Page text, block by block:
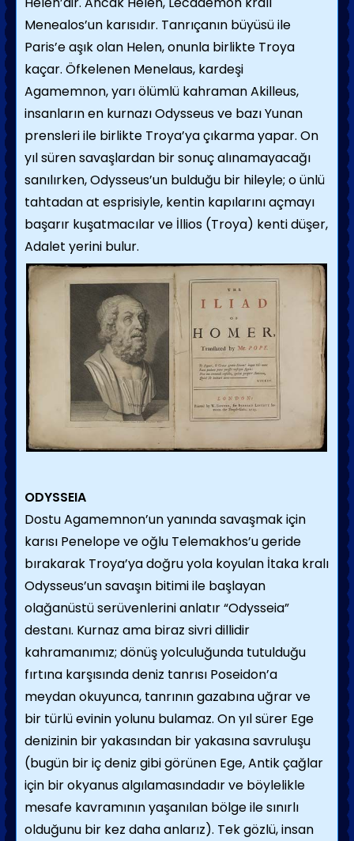
Menealos’un karısıdır. Tanrıçanın büyüsü ile
Paris’e aşık olan Helen, onunla birlikte Troya
kaçar. Öfkelenen Menelaus, kardeşi
Agamemnon, yarı ölümlü kahraman Akilleus,
insanların en kurnazı Odysseus ve bazı Yunan
prensleri ile birlikte Troya’ya çıkarma yapar. On
yıl süren savaşlardan bir sonuç alınamayacağı
sanılırken, Odysseus’un bulduğu bir hileyle; o ünlü
tahtadan at esprisiyle, kentin kapılarını açmayı
başarır kuşatmacılar ve İllios (Troya) kenti düşer,
Adalet yerini bulur.
ODYSSEIA
Dostu Agamemnon’un yanında savaşmak için
karısı Penelope ve oğlu Telemakhos’u geride
bırakarak Troya’ya doğru yola koyulan İtaka kralı
Odysseus’un savaşın bitimi ile başlayan
olağanüstü serüvenlerini anlatır “Odysseia”
destanı. Kurnaz ama biraz sivri dillidir
kahramanımız; dönüş yolculuğunda tutulduğu
fırtına karşısında deniz tanrısı Poseidon’a
meydan okuyunca, tanrının gazabına uğrar ve
bir türlü evinin yolunu bulamaz. On yıl sürer Ege
denizinin bir yakasından bir yakasına savruluşu
(bugün bir iç deniz gibi görünen Ege, Antik çağlar
için bir okyanus algılamasındadır ve böylelikle
mesafe kavramının yaşanılan bölge ile sınırlı
olduğunu bir kez daha anlarız). Tek gözlü, insan